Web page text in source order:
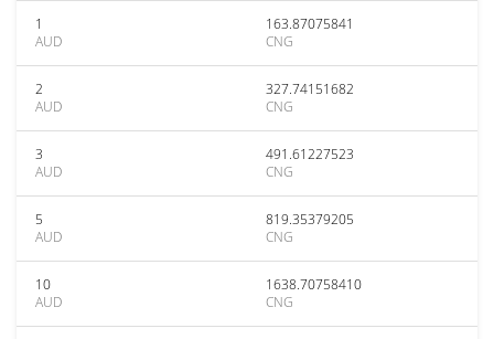
1
AUD
163.87075841
CNG
2
AUD
327.74151682
CNG
3
AUD
491.61227523
CNG
5
AUD
819.35379205
CNG
10
AUD
1638.70758410
CNG